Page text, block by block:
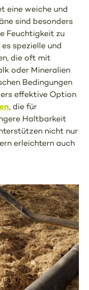
eine weiche und
sind besonders
Feuchtigkeit zu
spezielle und
die oft mit
oder Mineralien
Bedingungen
effektive Option
, die für
Haltbarkeit
nicht nur
erleichtern auch